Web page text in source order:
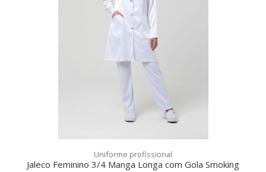
Uniforme profissional
Jaleco Feminino 3/4 Manga Longa com Gola Smoking